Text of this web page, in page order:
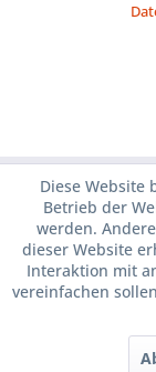
Diese Website
Betrieb der
werden.
dieser Website
Interaktion mit
vereinfachen